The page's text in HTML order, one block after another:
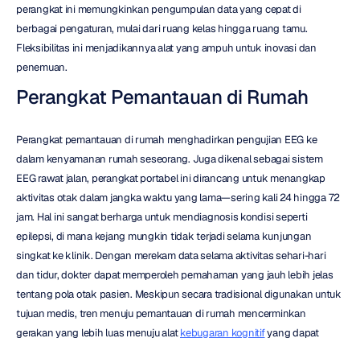
perangkat ini memungkinkan pengumpulan data yang cepat di
berbagai pengaturan, mulai dari ruang kelas hingga ruang tamu.
Fleksibilitas ini menjadikannya alat yang ampuh untuk inovasi dan
penemuan.
Perangkat Pemantauan di Rumah
Perangkat pemantauan di rumah menghadirkan pengujian EEG ke
dalam kenyamanan rumah seseorang. Juga dikenal sebagai sistem
EEG rawat jalan, perangkat portabel ini dirancang untuk menangkap
aktivitas otak dalam jangka waktu yang lama—sering kali 24 hingga 72
jam. Hal ini sangat berharga untuk mendiagnosis kondisi seperti
epilepsi, di mana kejang mungkin tidak terjadi selama kunjungan
singkat ke klinik. Dengan merekam data selama aktivitas sehari-hari
dan tidur, dokter dapat memperoleh pemahaman yang jauh lebih jelas
tentang pola otak pasien. Meskipun secara tradisional digunakan untuk
tujuan medis, tren menuju pemantauan di rumah mencerminkan
gerakan yang lebih luas menuju alat kebugaran kognitif yang dapat